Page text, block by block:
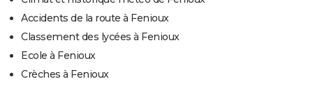
Accidents de la route à Fenioux
Classement des lycées à Fenioux
Ecole à Fenioux
Crèches à Fenioux